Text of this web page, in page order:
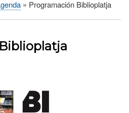
Programación Biblioplatja